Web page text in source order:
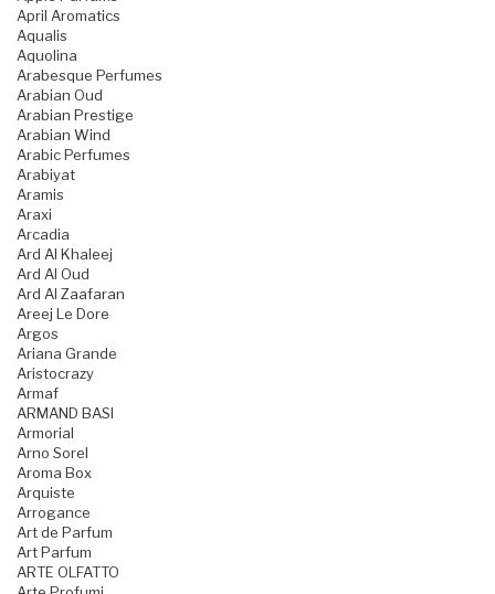
April Aromatics
Aqualis
Aquolina
Arabesque Perfumes
Arabian Oud
Arabian Prestige
Arabian Wind
Arabic Perfumes
Arabiyat
Aramis
Araxi
Arcadia
Ard Al Khaleej
Ard Al Oud
Ard Al Zaafaran
Areej Le Dore
Argos
Ariana Grande
Aristocrazy
Armaf
ARMAND BASI
Armorial
Arno Sorel
Aroma Box
Arquiste
Arrogance
Art de Parfum
Art Parfum
ARTE OLFATTO